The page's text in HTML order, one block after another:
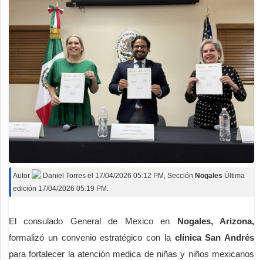
Autor Daniel Torres el 17/04/2026 05:12 PM , Sección Nogales Última
edición 17/04/2026 05:19 PM.
El consulado General de Mexico en Nogales, Arizona,
formalizó un convenio estratégico con la clínica San Andrés
para fortalecer la atención medica de niñas y niños mexicanos